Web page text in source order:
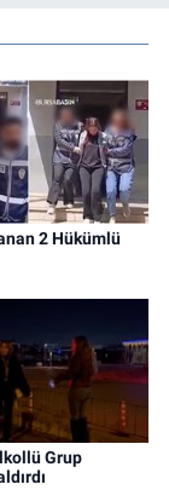
2 Hükümlü
Grup